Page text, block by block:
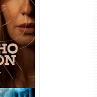
1ª
(2026)
Áudio